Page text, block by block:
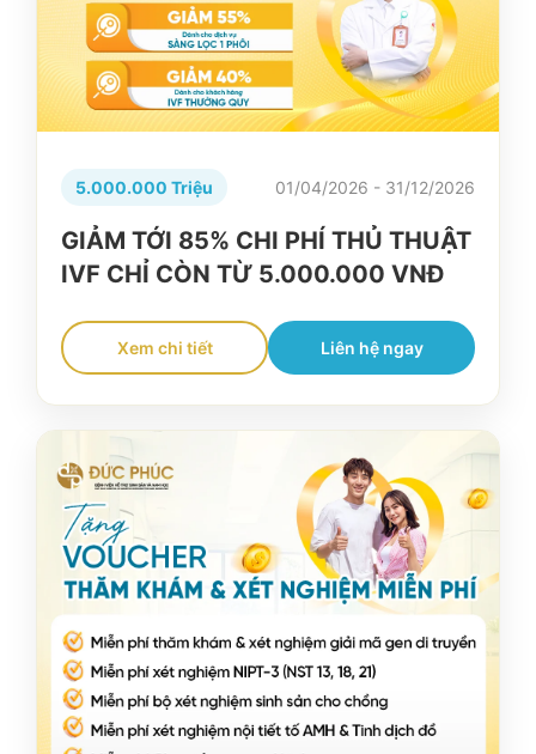
5.000.000 Triệu 01/04/2026 - 31/12/2026
GIẢM TỚI 85% CHI PHÍ THỦ THUẬT
IVF CHỈ CÒN TỪ 5.000.000 VNĐ
Xem chi tiết Liên hệ ngay